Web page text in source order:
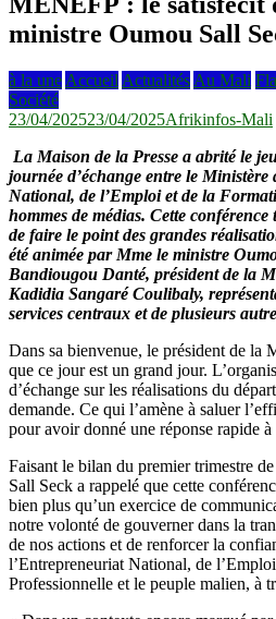
ministre Oumou Sall
à la une Accueil Actualités Au Mali
Société
23/04/202523/04/2025Afrikinfos-Mali
La Maison de la Presse a abrité le
journée d’échange entre le Ministère
National, de l’Emploi et de la
hommes de médias. Cette
de faire le point des grandes
été animée par Mme le ministre
Bandiougou Danté, président de la
Kadidia Sangaré Coulibaly,
services centraux et de plusieurs
Dans sa bienvenue, le président de la
que ce jour est un grand jour.
d’échange sur les réalisations du
demande. Ce qui l’amène à saluer
pour avoir donné une réponse rapide à
Faisant le bilan du premier trimestre
Sall Seck a rappelé que cette
bien plus qu’un exercice de
notre volonté de gouverner dans la
de nos actions et de renforcer la
l’Entrepreneuriat National, de
Professionnelle et le peuple malien, à